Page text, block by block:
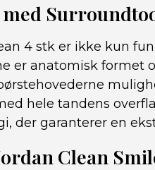
4 stk er ikke kun
er anatomisk formet
hele tandens
der garanterer en
Clean